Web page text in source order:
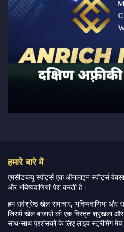
हमारे बारे में
एमसीडब्ल्यू स्पोर्ट्स एक ऑनलाइन स्पोर्ट्स
और भविष्यवाणियां पेश करती है।
हम सर्वश्रेष्ठ खेल समाचार, भविष्यवाणियां और
जिसमें खेल बाजारों की एक विस्तृत श्रृंखला
साथ-साथ प्रशंसकों के लिए लाइव स्ट्रीमिंग मैच